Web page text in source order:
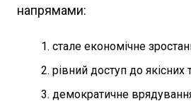
напрямами:
стале економічне
рівний доступ до якісних
демократичне